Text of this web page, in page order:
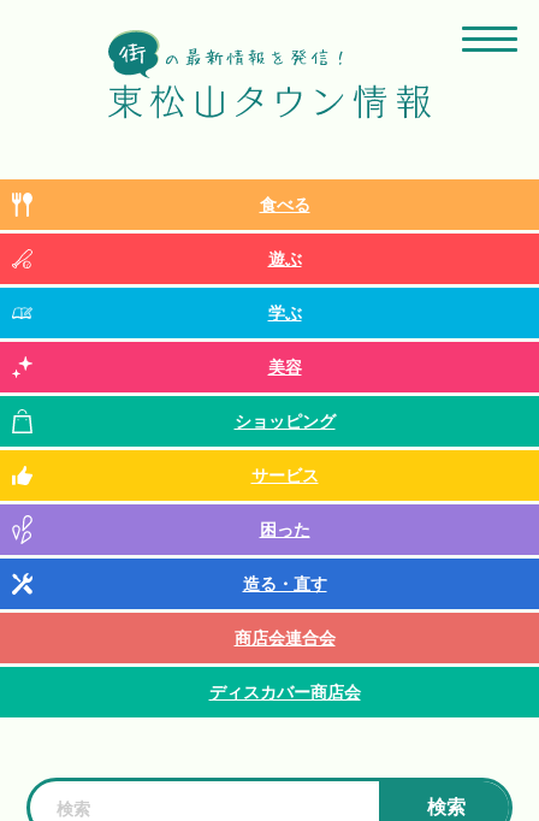
食べる
遊ぶ
学ぶ
美容
ショッピング
サービス
困った
造る・直す
商店会連合会
ディスカバー商店会
検索